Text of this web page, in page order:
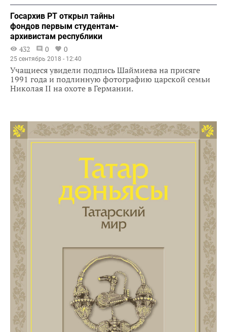
Госархив РТ открыл тайны
фондов первым студентам-
архивистам республики
432
0 0
25 сентябрь 2018 - 12:40
Учащиеся увидели подпись Шаймиева на присяге
1991 года и подлинную фотографию царской семьи
Николая II на охоте в Германии.